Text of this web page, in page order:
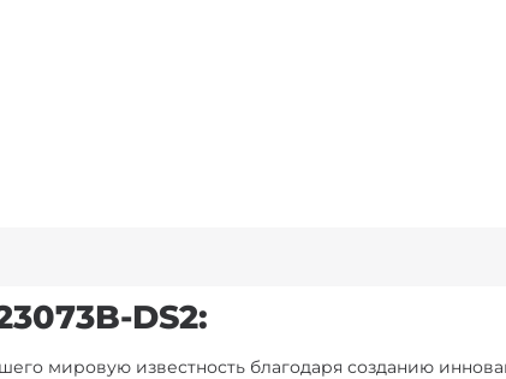
DS2:
мировую известность благодаря созданию